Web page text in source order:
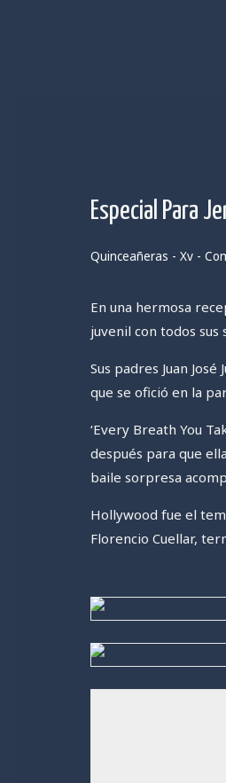
Especial Para
Quinceañeras - Xv -
En una hermosa
juvenil con todos sus
Sus padres Juan
que se ofició en la
‘Every Breath You
después para que
baile sorpresa
Hollywood fue el
Florencio Cuellar,